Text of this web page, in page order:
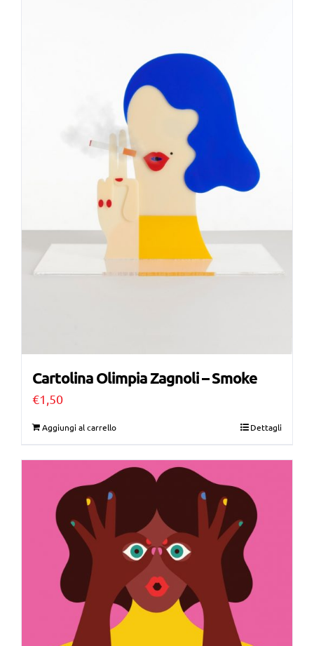
Cartolina Olimpia Zagnoli – Smoke
€1,50
Aggiungi al carrello Dettagli